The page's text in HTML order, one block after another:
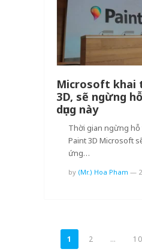
Microsoft khai
3D, sẽ ngừng
dụng này
Thời gian ngừng hỗ
Paint 3D Microsoft
ứng…
by (Mr.) Hoa Pham —
PHÂN
1 2 … 10